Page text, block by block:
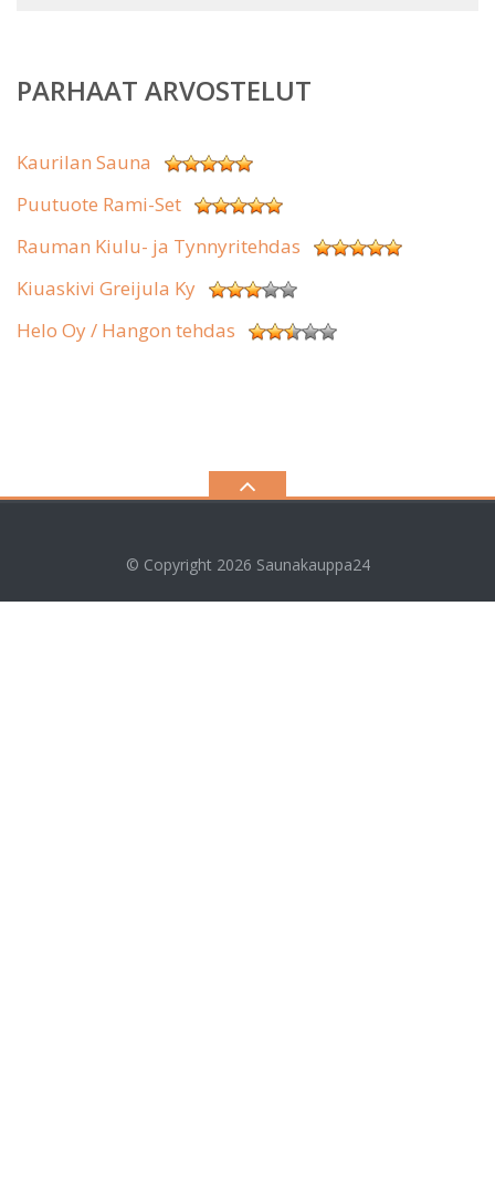
PARHAAT ARVOSTELUT
Kaurilan Sauna
Puutuote Rami-Set
Rauman Kiulu- ja Tynnyritehdas
Kiuaskivi Greijula Ky
Helo Oy / Hangon tehdas
© Copyright 2026 Saunakauppa24